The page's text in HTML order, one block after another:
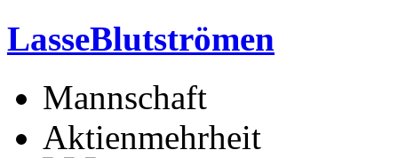
LasseBlutströmen
Mannschaft
Aktienmehrheit